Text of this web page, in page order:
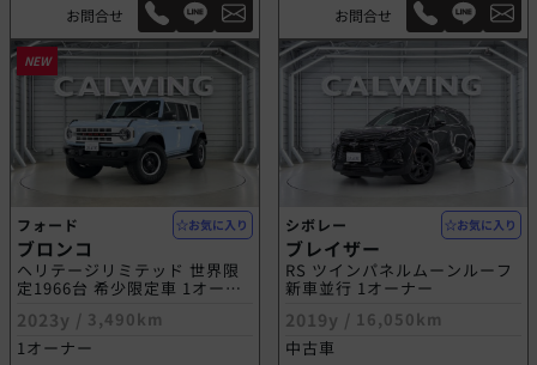
お問合せ お問合せ
NEW
お気に入り
フォード
ブロンコ
ヘリテージリミテッド 世界限
定1966台 希少限定車 1オーナ
2023y / 3,490km
1オーナー
お気に入り
シボレー
ブレイザー
RS ツインパネルムーンルーフ
新車並行 1オーナー
2019y / 16,050km
中古車